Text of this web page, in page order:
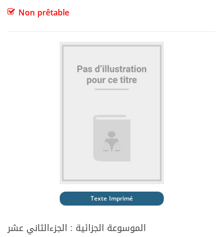
Non prêtable
Texte Imprimé
الموسوعة الجزائية : الجزءالثاني عشر